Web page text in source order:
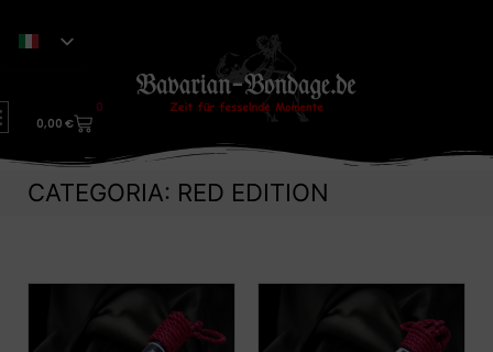
0,00 €
0
CATEGORIA: RED EDITION